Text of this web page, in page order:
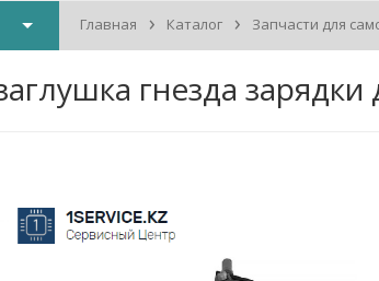
Главная › Каталог › Запчасти для
гнезда